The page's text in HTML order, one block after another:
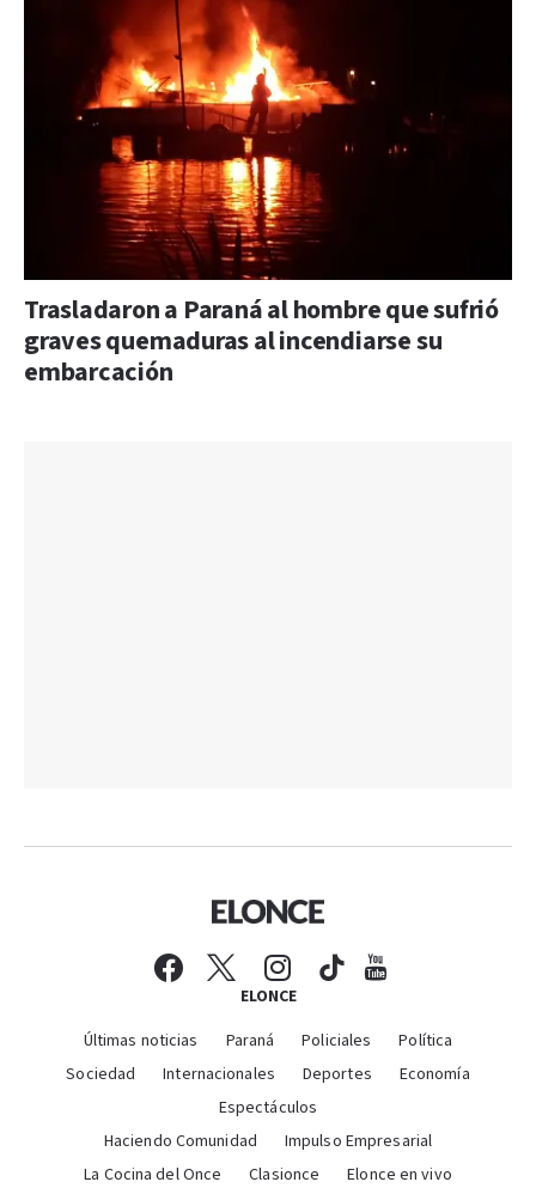
Trasladaron a Paraná al hombre que sufrió
graves quemaduras al incendiarse su
embarcación
ELONCE
Últimas noticias Paraná Policiales
Política
Sociedad
Internacionales Deportes
Economía
Espectáculos
Haciendo Comunidad
Impulso Empresarial
La Cocina del Once
Clasionce Elonce en vivo